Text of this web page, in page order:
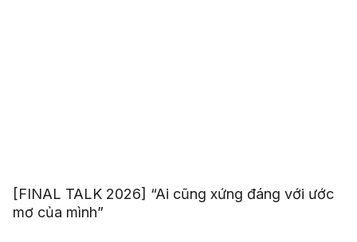
[FINAL TALK 2026] “Ai cũng xứng đáng với ước
mơ của mình”